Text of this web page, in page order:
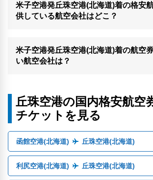
米子空港発丘珠空港(北海道)着の格安
供している航空会社はどこ？
米子空港発丘珠空港(北海道)着の航空
い航空会社は？
丘珠空港の国内格安航空
チケットを見る
函館空港(北海道) 丘珠空港(北海道)
利尻空港(北海道) 丘珠空港(北海道)